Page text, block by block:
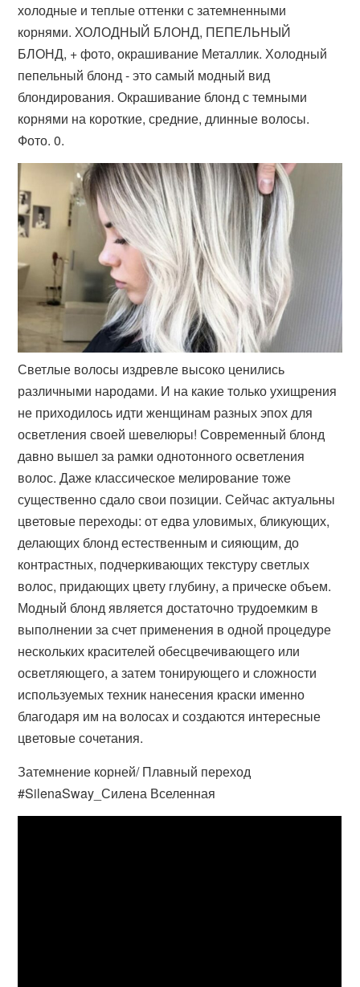
холодные и теплые оттенки с затемненными
корнями. ХОЛОДНЫЙ БЛОНД, ПЕПЕЛЬНЫЙ
БЛОНД, + фото, окрашивание Металлик. Холодный
пепельный блонд - это самый модный вид
блондирования. Окрашивание блонд с темными
корнями на короткие, средние, длинные волосы.
Фото. 0.
Светлые волосы издревле высоко ценились
различными народами. И на какие только ухищрения
не приходилось идти женщинам разных эпох для
осветления своей шевелюры! Современный блонд
давно вышел за рамки однотонного осветления
волос. Даже классическое мелирование тоже
существенно сдало свои позиции. Сейчас актуальны
цветовые переходы: от едва уловимых, бликующих,
делающих блонд естественным и сияющим, до
контрастных, подчеркивающих текстуру светлых
волос, придающих цвету глубину, а прическе объем.
Модный блонд является достаточно трудоемким в
выполнении за счет применения в одной процедуре
нескольких красителей обесцвечивающего или
осветляющего, а затем тонирующего и сложности
используемых техник нанесения краски именно
благодаря им на волосах и создаются интересные
цветовые сочетания.
Затемнение корней/ Плавный переход
#SilenaSway_Силена Вселенная